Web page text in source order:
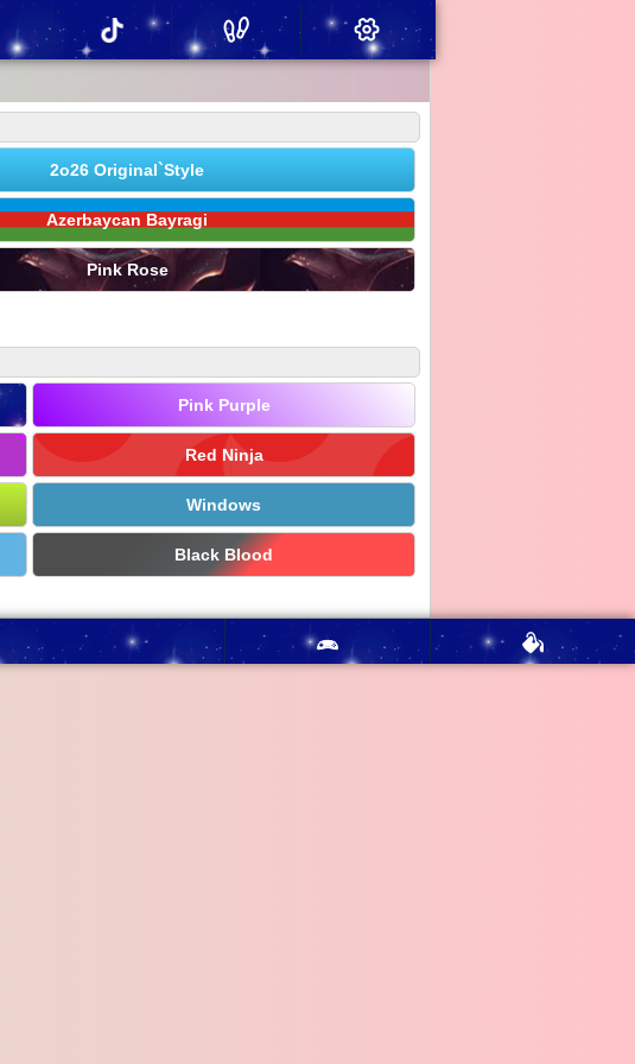
2o26 Original`Style
Azerbaycan Bayragi
Pink Rose
Pink Purple
Red Ninja
Windows
Black Blood